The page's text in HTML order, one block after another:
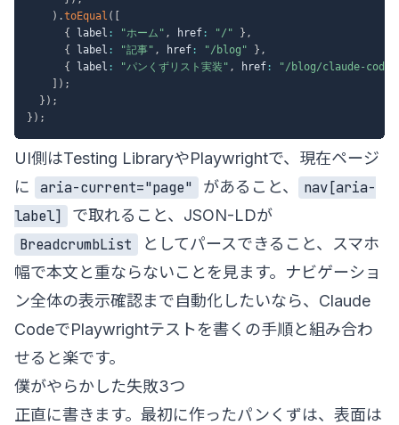
) .toEqual (
{
label : "ホーム" , href : "/" } ,
{
label : "記事" , href : "/blog" } ,
{
label : "パンくずリスト実装" , href :
"/blog/claude-code-
) ;
} ) ;
} ) ;
UI側はTesting LibraryやPlaywrightで、現在ページ
に
aria-current="page" があること、
nav[aria-
label]
で取れること、JSON-LDが
BreadcrumbList
としてパースできること、スマホ
幅で本文と重ならないことを見ます。ナビゲーショ
ン全体の表示確認まで自動化したいなら、 Claude
CodeでPlaywrightテストを書く の手順と組み合わ
せると楽です。
僕がやらかした失敗3つ
正直に書きます。最初に作ったパンくずは、表面は